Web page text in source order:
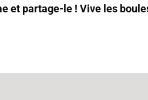
et partage-le ! Vive les